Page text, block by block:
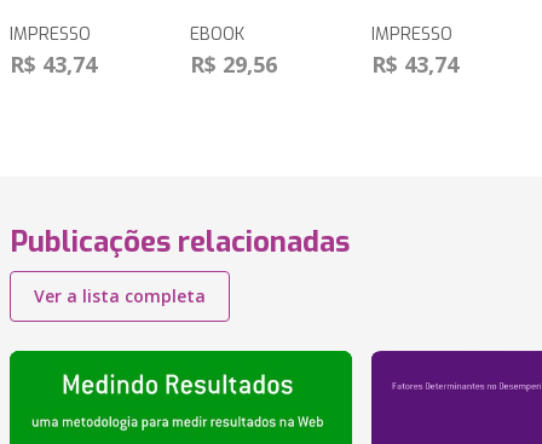
IMPRESSO
R$ 43,74
EBOOK
R$ 29,56
IMPRESSO
R$ 43,74
Publicações relacionadas
Ver a lista completa